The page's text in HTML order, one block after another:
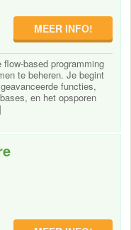
MEER INFO!
based programming
te beheren. Je begint
functies,
en het opsporen